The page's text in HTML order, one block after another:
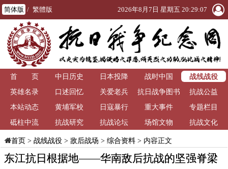
简体版 / 繁體版 2026年8月7日 星期五 20:29:07
首 页 中日历史 日本投降 战时中国
战线战役
英雄名录
口述回忆 关爱老兵
抗日战争图书
馆
抗战公益
本站动态
黄埔军校 日寇暴行 重大事件
专题栏目
砥柱中流
抗战研究 抗战论坛 场馆文物 抗战文化
首页> 战线战役> 敌后战场 > 综合资料> 内容正文
东江抗日根据地——华南敌后抗战的坚强脊梁